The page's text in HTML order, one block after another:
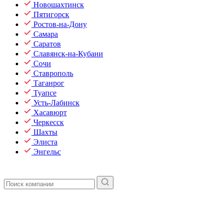
Новошахтинск
Пятигорск
Ростов-на-Дону
Самара
Саратов
Славянск-на-Кубани
Сочи
Ставрополь
Таганрог
Туапсе
Усть-Лабинск
Хасавюрт
Черкесск
Шахты
Элиста
Энгельс